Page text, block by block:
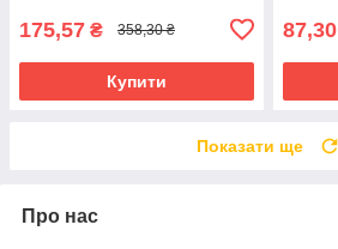
175,57 ₴ 358,30 ₴
Купити
87,30
Показати ще
Про нас